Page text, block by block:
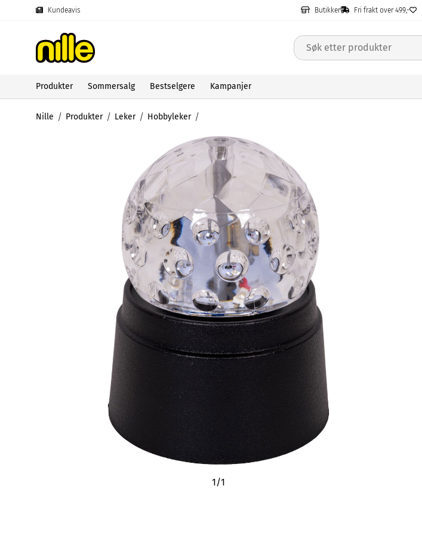
Kundeavis Butikker Fri frakt over 499,-
Produkter Sommersalg Bestselgere Kampanjer
Nille Produkter Leker Hobbyleker
1/1